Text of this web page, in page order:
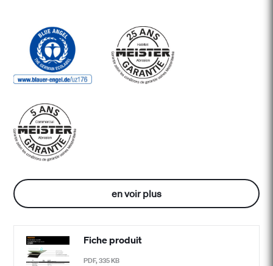
en voir plus
Fiche produit
PDF, 335 KB